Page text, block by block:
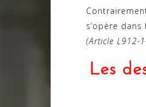
s’opère
(Article L912-
Les